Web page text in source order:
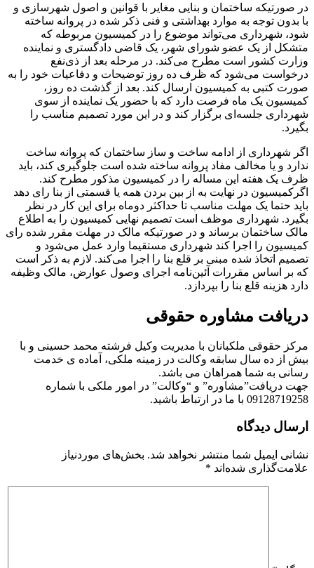
در صورتیکه ساختمان و بنایی مغایر با قوانین و اصول شهرسازی و
با بدون توجه به موارد بهداشتی و فنی ذکر شده در پروانه ساخته
شود، شهرداری می‌تواند موضوع را در کمیسیون مربوطه که
متشکل از یک عضو شورای شهر، یک قاضی دادگستری و نماینده
وزارت کشور است مطرح می‌کند. در مرحله بعد از ذی‌نفع
درخواست می‌‌‌شود که ظرف ده روز توضیحات و دفاعیات خود را به
صورت کتبی به کمیسیون ارسال کند. بعد از گذشت ده روز،
کمیسیون یک ماه فرصت دارد که با حضور یک نماینده از سوی
شهرداری جلسه‌ای برگزار کند و در این مورد تصمیم مناسب را
بگیرد.
اگر شهرداری از ادامه ساخت و ساز ساختمان که پروانه ساخت
ندارد و یا مخالف مفاد پروانه ساخته شده است جلوگیری کند، باید
ظرف یک هفته این مساله را در کمیسیون مذکور مطرح کند.
اگرکمیسیون در نهایت به از بین بردن همه یا قسمتی از بنا رای دهد
باید حتما یک مهلت مناسب تا حداکثر دوماه برای این کار در نظر
بگیرد. شهرداری موظف است تصمیم نهایی کمیسیون را به اطلاع
مالک ساختمان برساند و در صورتیکه مالک در مهلت مقرر شده رای
کمیسیون را اجرا کند شهرداری مستقیما وارد عمل می‌شود و
تصمیم اتخاذ شده مبنی بر قلع بنا را اجرا می‌کند. لازم به ذکر است
که بر اساس مقررات آئین‌نامه اجرای وصول عوارض، مالک وظیفه
دارد هزینه قلع بنا را بپردازد.
دریافت مشاوره حقوقی
مرکز حقوقی ملکبانان با مدیریت وکیل فرشته محمد حسینی و با
بیش از ده سال سابقه وکالت در زمینه ملکی، آماده ی خدمت
رسانی به شما همراهان می باشد.
جهت دریافت”مشاوره” و “وکالت” در امور ملکی با شماره
09128719258 با ما در ارتباط باشید.
ارسال دیدگاه
نشانی ایمیل شما منتشر نخواهد شد. بخش‌های موردنیاز
علامت‌گذاری شده‌اند *